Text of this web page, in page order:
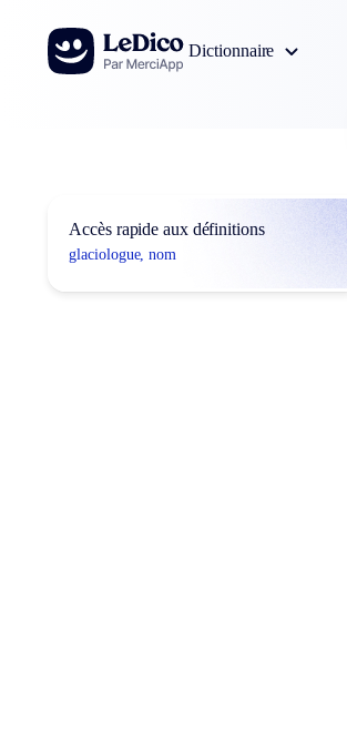
Aller au contenu
Dictionnaire
Accès rapide aux définitions
glaciologue, nom